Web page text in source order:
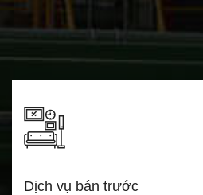
Dịch vụ bán trước